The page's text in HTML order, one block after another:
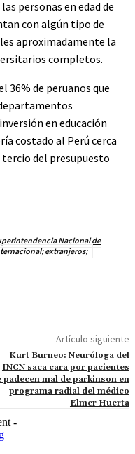
personas en edad de
con algún tipo de
aproximadamente la
completos.
36% de peruanos que
en educación
costado al Perú cerca
tercio del presupuesto
Nacional de
extranjeros;
Artículo siguiente
Kurt Burneo: Neuróloga del
INCN saca cara por pacientes
padecen mal de parkinson en
programa radial del médico
Elmer Huerta
-